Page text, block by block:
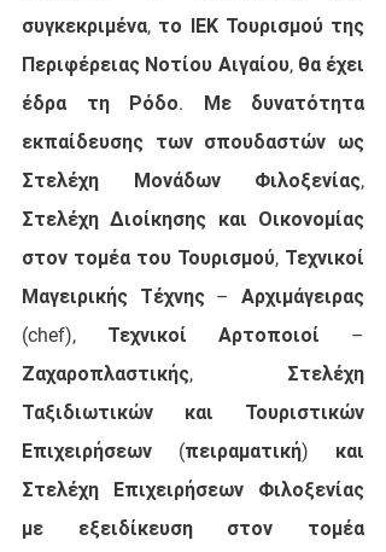
συγκεκριμένα, το ΙΕΚ Τουρισμού της
Περιφέρειας Νοτίου Αιγαίου, θα έχει
έδρα τη Ρόδο. Με δυνατότητα
εκπαίδευσης των σπουδαστών ως
Στελέχη Μονάδων Φιλοξενίας,
Στελέχη Διοίκησης και Οικονομίας
στον τομέα του Τουρισμού, Τεχνικοί
Μαγειρικής Τέχνης – Αρχιμάγειρας
(chef), Τεχνικοί Αρτοποιοί –
Ζαχαροπλαστικής, Στελέχη
Ταξιδιωτικών και Τουριστικών
Επιχειρήσεων (πειραματική) και
Στελέχη Επιχειρήσεων Φιλοξενίας
με εξειδίκευση στον τομέα